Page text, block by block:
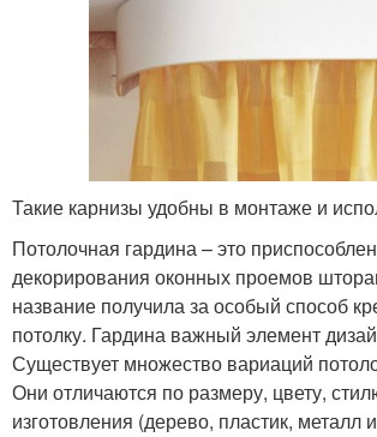
Такие карнизы удобны в монтаже и
Потолочная гардина – это
декорирования оконных проемов
название получила за особый способ
потолку. Гардина важный элемент
Существует множество вариаций
Они отличаются по размеру, цвету,
изготовления (дерево, пластик, металл